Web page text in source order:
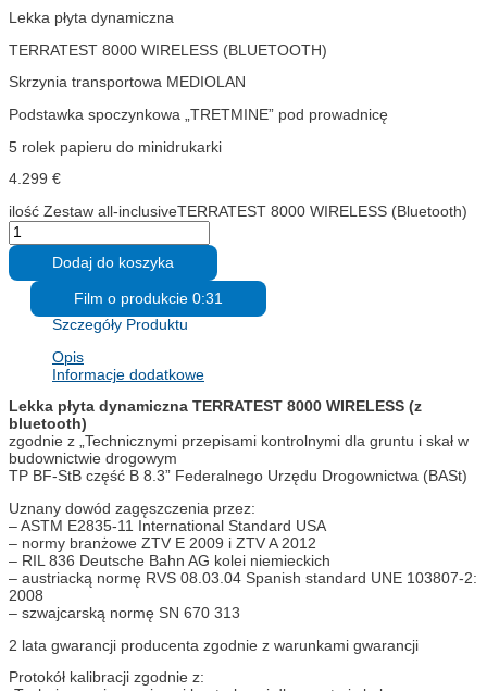
Lekka płyta dynamiczna
TERRATEST 8000 WIRELESS (BLUETOOTH)
Skrzynia transportowa MEDIOLAN
Podstawka spoczynkowa „TRETMINE” pod prowadnicę
5 rolek papieru do minidrukarki
4.299 €
ilość Zestaw all-inclusiveTERRATEST 8000 WIRELESS (Bluetooth)
Dodaj do koszyka
Film o produkcie 0:31
Szczegóły Produktu
Opis
Informacje dodatkowe
Lekka płyta dynamiczna TERRATEST 8000 WIRELESS (z
bluetooth)
zgodnie z „Technicznymi przepisami kontrolnymi dla gruntu i skał w
budownictwie drogowym
TP BF-StB część B 8.3” Federalnego Urzędu Drogownictwa (BASt)
Uznany dowód zagęszczenia przez:
– ASTM E2835-11 International Standard USA
– normy branżowe ZTV E 2009 i ZTV A 2012
– RIL 836 Deutsche Bahn AG kolei niemieckich
– austriacką normę RVS 08.03.04 Spanish standard UNE 103807-2:
2008
– szwajcarską normę SN 670 313
2 lata gwarancji producenta zgodnie z warunkami gwarancji
Protokół kalibracji zgodnie z: